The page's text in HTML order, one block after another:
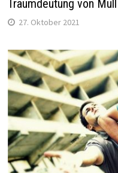
Traumdeutung von Müll
27. Oktober 2021